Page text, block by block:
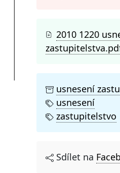
2010 1220
usnesení
usnesení
zastupitelstvo
Sdílet na